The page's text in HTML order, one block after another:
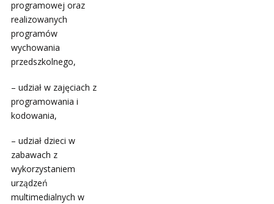
programowej oraz
realizowanych
programów
wychowania
przedszkolnego,
– udział w zajęciach z
programowania i
kodowania,
– udział dzieci w
zabawach z
wykorzystaniem
urządzeń
multimedialnych w